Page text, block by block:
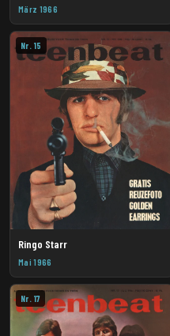
März 1966
Nr. 15
Ringo Starr
Mai 1966
Nr. 17